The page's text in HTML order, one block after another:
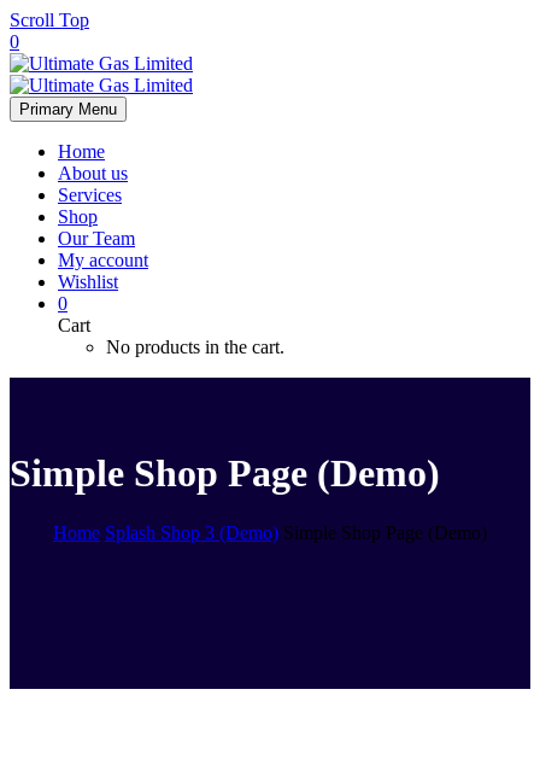
Scroll Top
0
Primary Menu
Home
About us
Services
Shop
Our Team
My account
Wishlist
0
Cart
No products in the cart.
Simple Shop Page (Demo)
Home Splash Shop 3 (Demo) Simple Shop Page (Demo)